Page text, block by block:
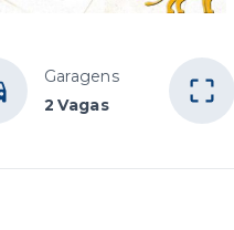
Garagens
2 Vagas